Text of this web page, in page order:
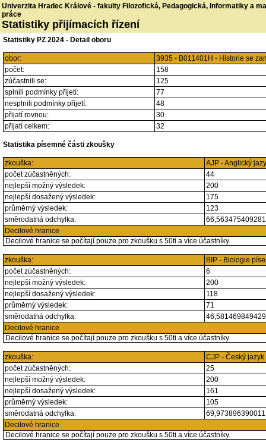
Univerzita Hradec Králové - fakulty Filozofická, Pedagogická, Informatiky a
práce
Statistiky přijímacích řízení
Statistiky PZ 2024 - Detail oboru
obor:
3935 - B011401H - Historie se
počet:
158
zúčastnili se:
125
splnili podmínky přijetí:
77
nesplnili podmínky přijetí:
48
přijatí rovnou:
30
přijatí celkem:
32
Statistika písemné části zkoušky
zkouška:
AJP - Anglický
počet zúčastněných:
44
nejlepší možný výsledek:
200
nejlepší dosažený výsledek:
175
průměrný výsledek:
123
směrodatná odchylka:
Decilové hranice
Decilové hranice se počítají pouze pro zkoušku s 50ti a více účastníky.
zkouška:
BIP - Biologie
počet zúčastněných:
6
nejlepší možný výsledek:
200
nejlepší dosažený výsledek:
118
průměrný výsledek:
71
směrodatná odchylka:
Decilové hranice
Decilové hranice se počítají pouze pro zkoušku s 50ti a více účastníky.
zkouška:
CJP - Český jazyk
počet zúčastněných:
25
nejlepší možný výsledek:
200
nejlepší dosažený výsledek:
161
průměrný výsledek:
105
směrodatná odchylka:
Decilové hranice
Decilové hranice se počítají pouze pro zkoušku s 50ti a více účastníky.